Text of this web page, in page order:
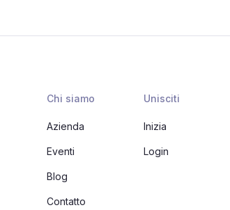
Chi siamo
Azienda
Eventi
Blog
Contatto
Unisciti
Inizia
Login